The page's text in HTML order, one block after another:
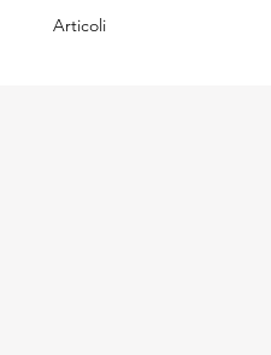
Articoli